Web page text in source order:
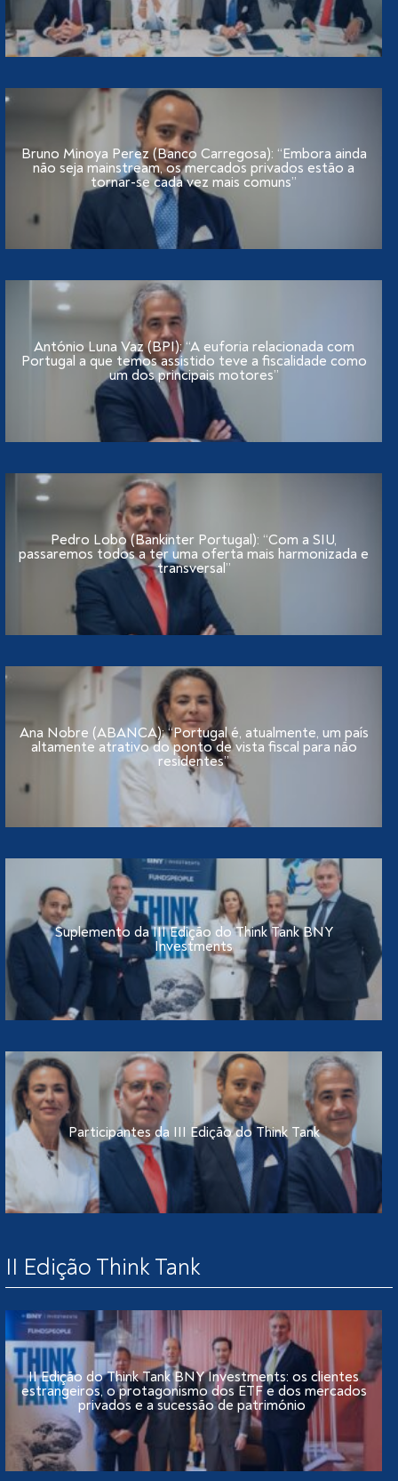
Bruno Minoya Perez (Banco Carregosa): “Embora ainda
não seja mainstream, os mercados privados estão a
tornar-se cada vez mais comuns”
António Luna Vaz (BPI): “A euforia relacionada com
Portugal a que temos assistido teve a fiscalidade como
um dos principais motores”
Pedro Lobo (Bankinter Portugal): “Com a SIU,
passaremos todos a ter uma oferta mais harmonizada e
transversal”
Ana Nobre (ABANCA): “Portugal é, atualmente, um país
altamente atrativo do ponto de vista fiscal para não
residentes”
Suplemento da III Edição do Think Tank BNY
Investments
Participantes da III Edição do Think Tank
II Edição Think Tank
II Edição do Think Tank BNY Investments: os clientes
estrangeiros, o protagonismo dos ETF e dos mercados
privados e a sucessão de património